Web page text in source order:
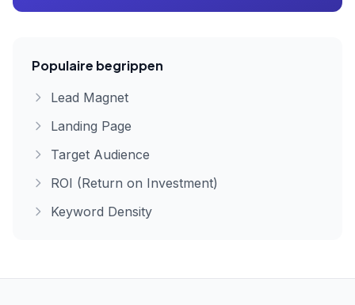
Populaire begrippen
Lead Magnet
Landing Page
Target Audience
ROI (Return on Investment)
Keyword Density